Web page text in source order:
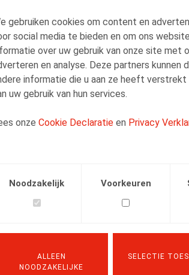
gebruiken cookies om content en
social media te bieden en om ons
over uw gebruik van onze site met
en analyse. Deze partners kunnen
informatie die u aan ze heeft
uw gebruik van hun services.
onze Cookie Declaratie en Privacy
Noodzakelijk Voorkeuren
ALLEEN
NOODZAKELIJKE
SELECTIE
ne
Quand le triple test
précision sur le
licenciement
abusif